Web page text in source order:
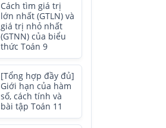
Cách tìm giá trị
lớn nhất (GTLN) và
giá trị nhỏ nhất
(GTNN) của biểu
thức Toán 9
[Tổng hợp đầy đủ]
Giới hạn của hàm
số, cách tính và
bài tập Toán 11